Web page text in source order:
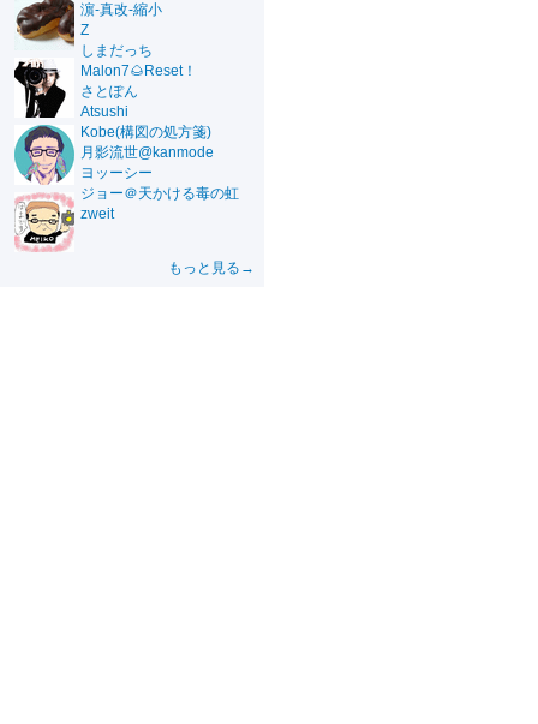
濵-真改-縮小
Z
しまだっち
Malon7🌰Reset！
さとぽん
Atsushi
Kobe(構図の処方箋)
月影流世@kanmode
ヨッーシー
ジョー＠天かける毒の虹
zweit
もっと見る→